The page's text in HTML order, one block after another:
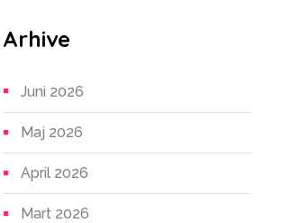
Arhive
Juni 2026
Maj 2026
April 2026
Mart 2026